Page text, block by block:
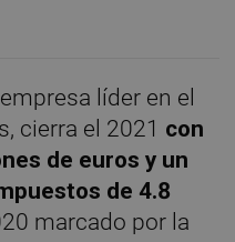
empresa líder en el
cierra el 2021 con
de euros y un
de 4.8
marcado por la